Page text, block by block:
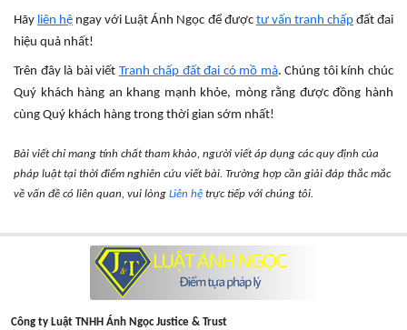
Hãy liên hệ ngay với Luật Ánh Ngọc để được tư vấn tranh chấpđất đai
hiệu quả nhất!
Trên đây là bài viết Tranh chấp đất đai có mồ mả. Chúng tôi kính chúc
Quý khách hàng an khang mạnh khỏe, mòng rằng được đồng hành
cùng Quý khách hàng trong thời gian sớm nhất!
Bài viết chỉ mang tính chất tham khảo, người viết áp dụng các quy định của
pháp luật tại thời điểm nghiên cứu viết bài. Trường hợp cần giải đáp thắc mắc
về vấn đề có liên quan, vui lòng Liên hệ trực tiếp với chúng tôi.
Công ty Luật TNHH Ánh Ngọc Justice & Trust